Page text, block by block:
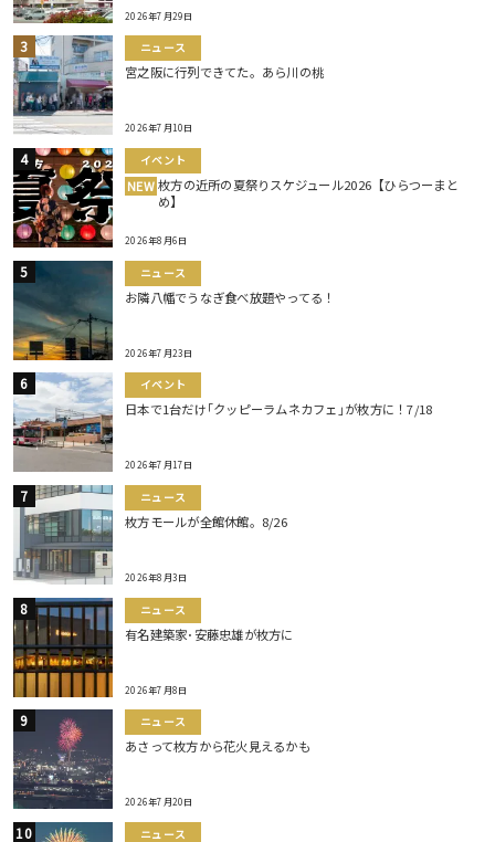
2026年7月29日
ニュース
宮之阪に行列できてた。あら川の桃
2026年7月10日
イベント
NEW 枚方の近所の夏祭りスケジュール2026【ひらつーまと
め】
2026年8月6日
ニュース
お隣八幡でうなぎ食べ放題やってる！
2026年7月23日
イベント
日本で1台だけ｢クッピーラムネカフェ｣が枚方に！7/18
2026年7月17日
ニュース
枚方モールが全館休館。8/26
2026年8月3日
ニュース
有名建築家･安藤忠雄が枚方に
2026年7月8日
ニュース
あさって枚方から花火見えるかも
2026年7月20日
ニュース